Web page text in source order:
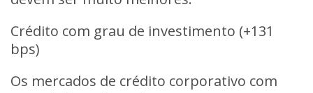
Crédito com grau de investimento (+131
bps)
Os mercados de crédito corporativo com